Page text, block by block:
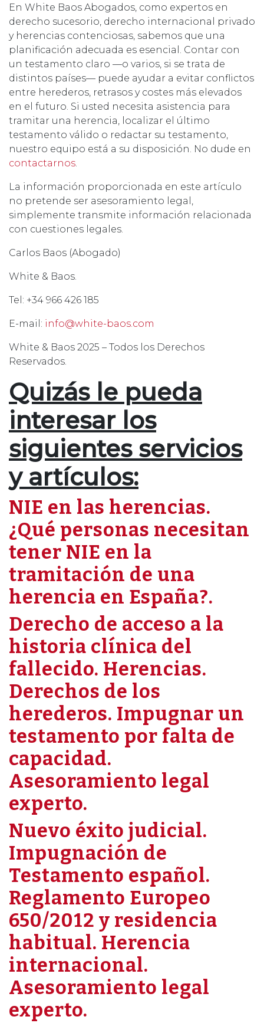
En White Baos Abogados, como expertos en
derecho sucesorio, derecho internacional privado
y herencias contenciosas, sabemos que una
planificación adecuada es esencial. Contar con
un testamento claro —o varios, si se trata de
distintos países— puede ayudar a evitar conflictos
entre herederos, retrasos y costes más elevados
en el futuro. Si usted necesita asistencia para
tramitar una herencia, localizar el último
testamento válido o redactar su testamento,
nuestro equipo está a su disposición. No dude en
contactarnos
La información proporcionada en este artículo
no pretende ser asesoramiento legal,
simplemente transmite información relacionada
con cuestiones legales.
Carlos Baos (Abogado)
White & Baos.
Tel: +34 966 426 185
E-mail: info@white-baos.com
White & Baos 2025 – Todos los Derechos
Reservados.
Quizás le pueda
interesar los
siguientes servicios
y artículos:
NIE en las herencias.
¿Qué personas necesitan
tener NIE en la
tramitación de una
herencia en España?.
Derecho de acceso a la
historia clínica del
fallecido. Herencias.
Derechos de los
herederos. Impugnar un
testamento por falta de
capacidad.
Asesoramiento legal
experto.
Nuevo éxito judicial.
Impugnación de
Testamento español.
Reglamento Europeo
650/2012 y residencia
habitual. Herencia
internacional.
Asesoramiento legal
experto.